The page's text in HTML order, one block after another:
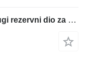
Contactor complet 0009763550 drugi rezervni dio za elektriku za Linde dizel viljuškari